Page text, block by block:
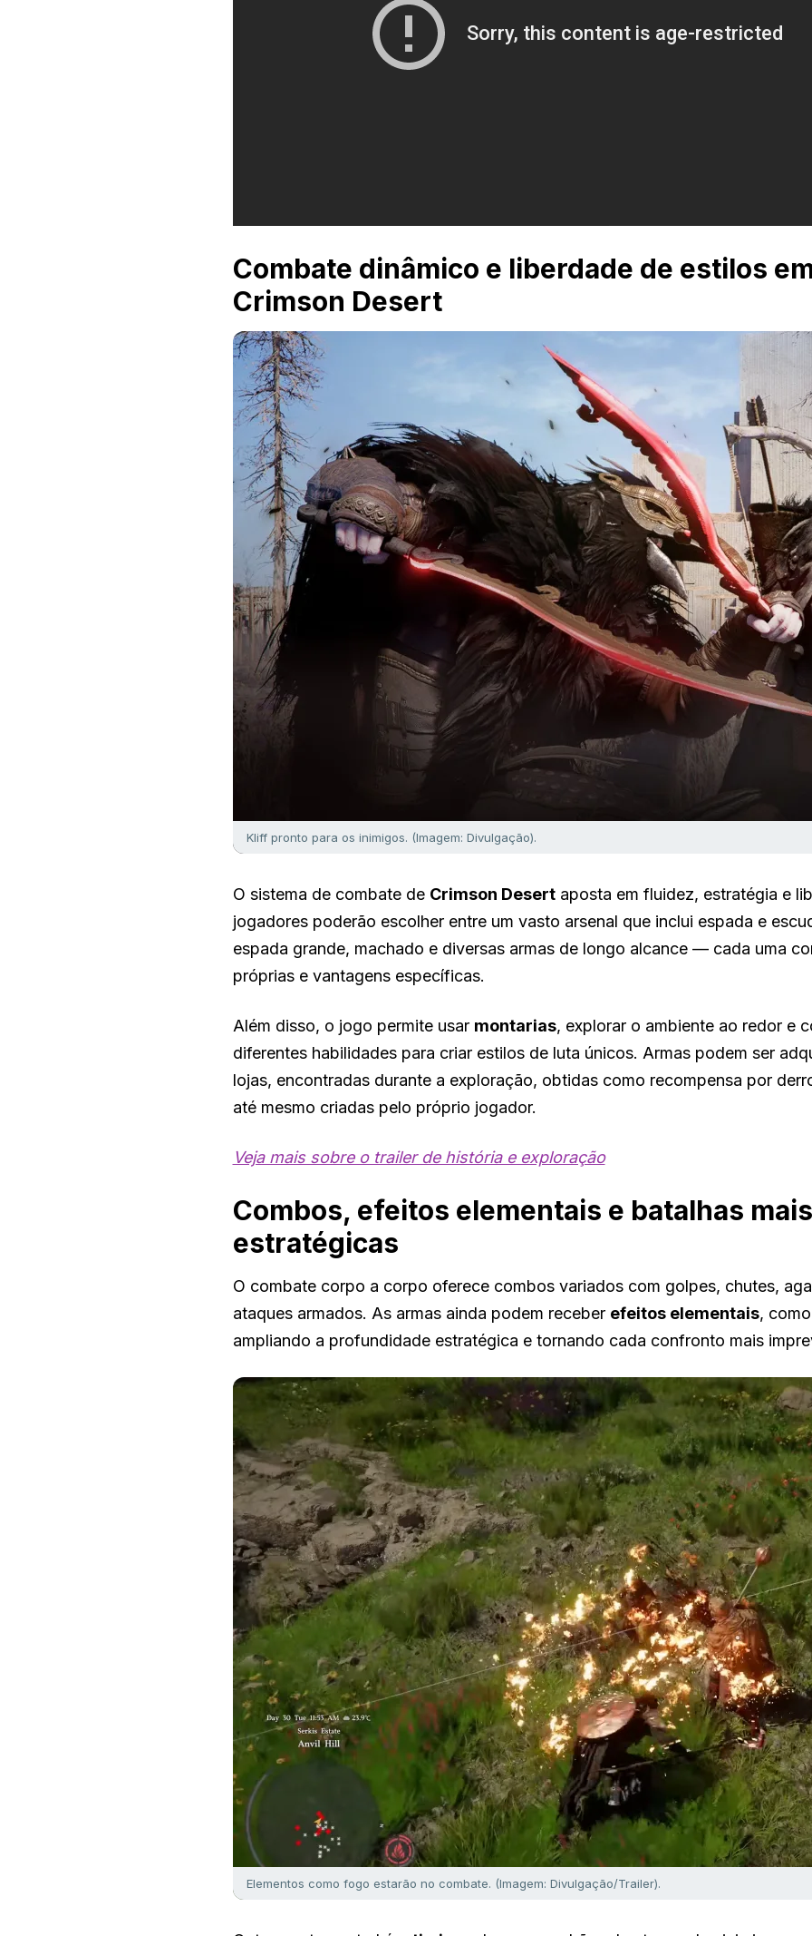
Combate dinâmico e liberdade de estilos
Crimson Desert
Kliff pronto para os inimigos. (Imagem: Divulgação).
O sistema de combate de Crimson Desertaposta em fluidez, estratégia e
jogadores poderão escolher entre um vasto arsenal que inclui espada e
espada grande, machado e diversas armas de longo alcance — cada uma
próprias e vantagens específicas.
Além disso, o jogo permite usar montarias, explorar o ambiente ao redor e
diferentes habilidades para criar estilos de luta únicos. Armas podem ser
lojas, encontradas durante a exploração, obtidas como recompensa por
até mesmo criadas pelo próprio jogador.
Veja mais sobre o trailer de história e exploração
Combos, efeitos elementais e batalhas mais
estratégicas
O combate corpo a corpo oferece combos variados com golpes, chutes,
ataques armados. As armas ainda podem receber efeitos elementais,
ampliando a profundidade estratégica e tornando cada confronto mais
Elementos como fogo estarão no combate. (Imagem: Divulgação/Trailer).